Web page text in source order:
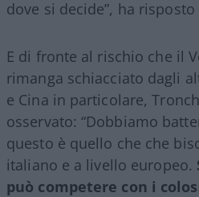
dove si decide”, ha
E di fronte al rischio che il
rimanga schiacciato dagli
e Cina in particolare,
osservato: “Dobbiamo
questo è quello che che
italiano e a livello europeo.
può competere con i